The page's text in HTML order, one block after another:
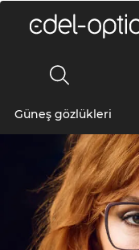
Güneş gözlükleri